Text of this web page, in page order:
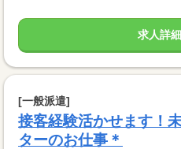
求人詳
[一般派遣]
接客経験活かせます！
ターのお仕事＊